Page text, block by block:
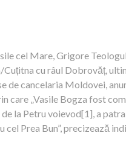
cel Mare, Grigore
cu râul Dobrovăț,
cancelaria Moldovei,
„Vasile Bogza fost
la Petru voievod[1], a
Prea Bun”, precizează